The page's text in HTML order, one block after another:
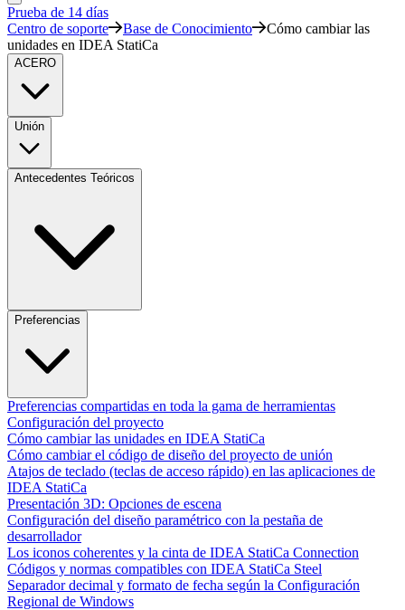
Prueba de 14 días
Centro de soporte
Base de Conocimiento
Cómo cambiar las
unidades en IDEA StatiCa
ACERO
Unión
Antecedentes Teóricos
Preferencias
Preferencias compartidas en toda la gama de herramientas
Configuración del proyecto
Cómo cambiar las unidades en IDEA StatiCa
Cómo cambiar el código de diseño del proyecto de unión
Atajos de teclado (teclas de acceso rápido) en las aplicaciones de
IDEA StatiCa
Presentación 3D: Opciones de escena
Configuración del diseño paramétrico con la pestaña de
desarrollador
Los iconos coherentes y la cinta de IDEA StatiCa Connection
Códigos y normas compatibles con IDEA StatiCa Steel
Separador decimal y formato de fecha según la Configuración
Regional de Windows